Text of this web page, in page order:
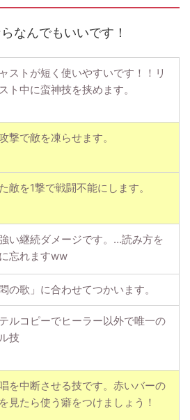
なんでもいいです！
ストが短く使いやすいです！！リ
ト中に蛮神技を挟めます。
撃で敵を凍らせます。
敵を1撃で戦闘不能にします。
い継続ダメージです。…読み方を
忘れますww
悶の歌」に合わせてつかいます。
ルコピーでヒーラー以外で唯一の
技
を中断させる技です。赤いバーの
見たら使う癖をつけましょう！